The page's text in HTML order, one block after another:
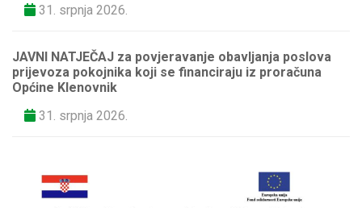
31. srpnja 2026.
JAVNI NATJEČAJ za povjeravanje obavljanja poslova
prijevoza pokojnika koji se financiraju iz proračuna
Općine Klenovnik
31. srpnja 2026.